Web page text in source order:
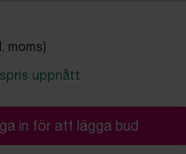
moms)
uppnått
in för att lägga bud